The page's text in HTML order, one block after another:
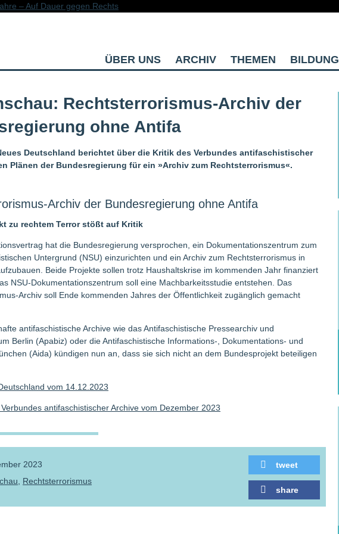
ÜBER UNS ARCHIV THEMEN BILDUNG
Rechtsterrorismus-Archiv der
ohne Antifa
Deutschland berichtet über die Kritik des Verbundes antifaschistischer
Plänen der Bundesregierung für ein »Archiv zum Rechtsterrorismus«.
Archiv der Bundesregierung ohne Antifa
zu rechtem Terror stößt auf Kritik
hat die Bundesregierung versprochen, ein Dokumentationszentrum zum
Untergrund (NSU) einzurichten und ein Archiv zum Rechtsterrorismus in
Beide Projekte sollen trotz Haushaltskrise im kommenden Jahr finanziert
NSU-Dokumentationszentrum soll eine Machbarkeitsstudie entstehen. Das
Archiv soll Ende kommenden Jahres der Öffentlichkeit zugänglich gemacht
antifaschistische Archive wie das Antifaschistische Pressearchiv und
Berlin (Apabiz) oder die Antifaschistische Informations-, Dokumentations- und
(Aida) kündigen nun an, dass sie sich nicht an dem Bundesprojekt beteiligen
vom 14.12.2023
antifaschistischer Archive vom Dezember 2023
tweet
share
2023
Rechtsterrorismus